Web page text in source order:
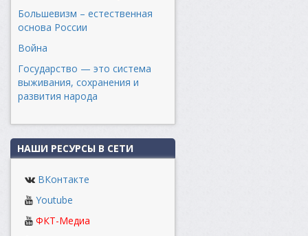
Большевизм – естественная
основа России
Война
Государство — это система
выживания, сохранения и
развития народа
НАШИ РЕСУРСЫ В СЕТИ
ВКонтакте
Youtube
ФКТ-Медиа